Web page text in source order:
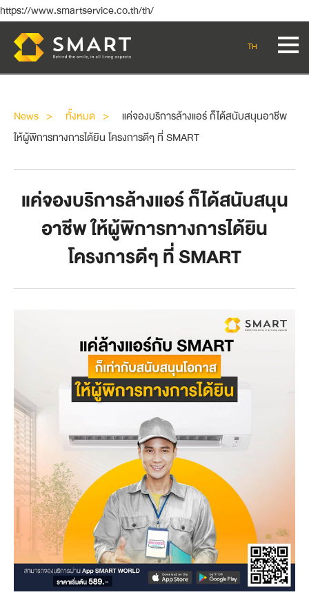
https://www.smartservice.co.th/th/
TH
News ทั้งหมด
แค่จองบริการล้างแอร์ ก็ได้สนับสนุนอาชีพ
ให้ผู้พิการทางการได้ยิน โครงการดีๆ ที่ SMART
แค่จองบริการล้างแอร์ ก็ได้สนับสนุน
อาชีพ ให้ผู้พิการทางการได้ยิน
โครงการดีๆ ที่ SMART